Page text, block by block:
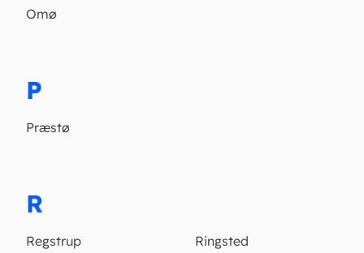
Omø
P
Præstø
R
Regstrup
Ringsted